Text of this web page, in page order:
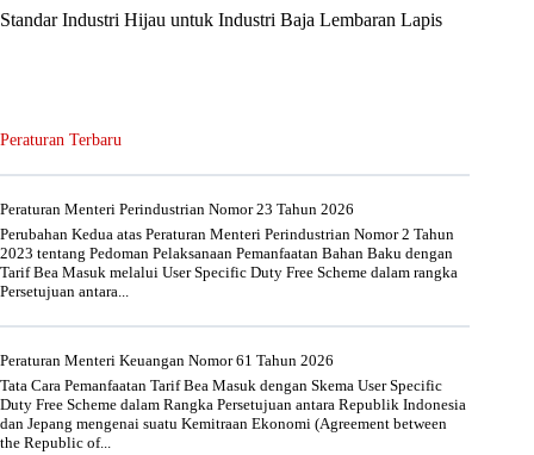
Standar Industri Hijau untuk Industri Baja Lembaran Lapis
Peraturan Terbaru
Peraturan Menteri Perindustrian Nomor 23 Tahun 2026
Perubahan Kedua atas Peraturan Menteri Perindustrian Nomor 2 Tahun
2023 tentang Pedoman Pelaksanaan Pemanfaatan Bahan Baku dengan
Tarif Bea Masuk melalui User Specific Duty Free Scheme dalam rangka
Persetujuan antara...
Peraturan Menteri Keuangan Nomor 61 Tahun 2026
Tata Cara Pemanfaatan Tarif Bea Masuk dengan Skema User Specific
Duty Free Scheme dalam Rangka Persetujuan antara Republik Indonesia
dan Jepang mengenai suatu Kemitraan Ekonomi (Agreement between
the Republic of...